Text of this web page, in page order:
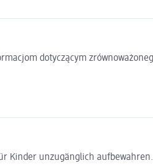
dotyczącym
Kinder unzugänglich aufbewahren.